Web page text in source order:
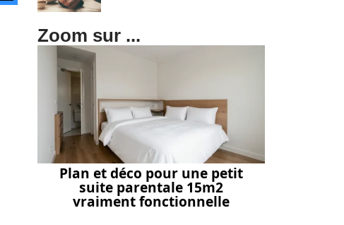
Zoom sur ...
Plan et déco pour une petit
suite parentale 15m2
vraiment fonctionnelle